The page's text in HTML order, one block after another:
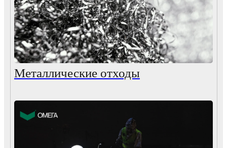
Металлические отходы